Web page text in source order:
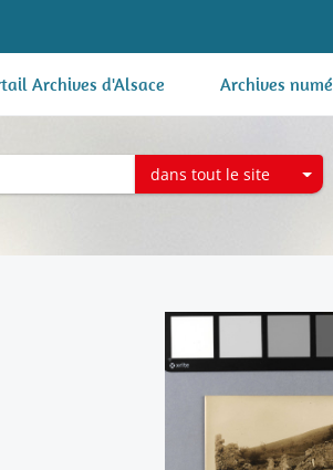
Archives d'Alsace Archives
dans tout le site